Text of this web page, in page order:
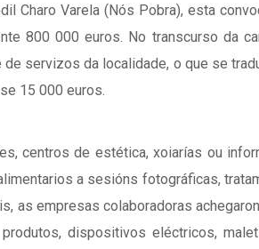
Charo Varela (Nós Pobra), esta
800 000 euros. No transcurso da
servizos da localidade, o que se
15 000 euros.
centros de estética, xoiarías ou
a sesións fotográficas,
as empresas colaboradoras
dispositivos eléctricos,